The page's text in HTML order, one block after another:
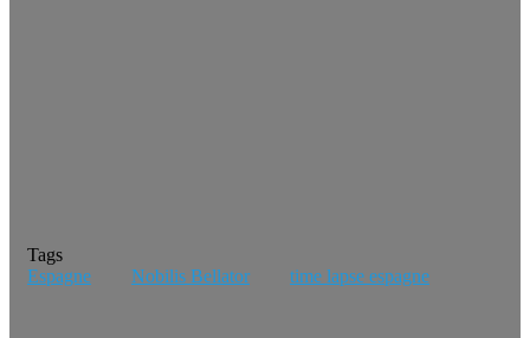
Tags
Espagne
Nobilis Bellator time lapse espagne